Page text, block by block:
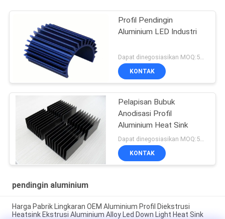
Profil Pendingin
Aluminium LED Industri
KONTAK
Pelapisan Bubuk
Anodisasi Profil
Aluminium Heat Sink
KONTAK
pendingin aluminium
Harga Pabrik Lingkaran OEM Aluminium Profil Diekstrusi
Heatsink Ekstrusi Aluminium Alloy Led Down Light Heat Sink